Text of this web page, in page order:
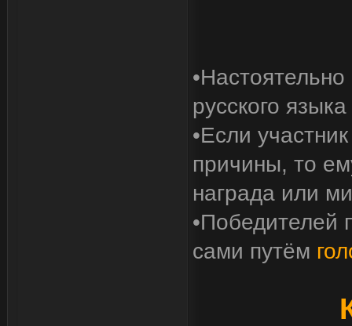
русского
•Если
причины, то
награда или
•Победителей
сами путём